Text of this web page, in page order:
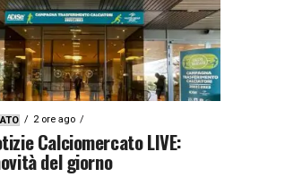
2 ore ago
Calciomercato LIVE:
del giorno